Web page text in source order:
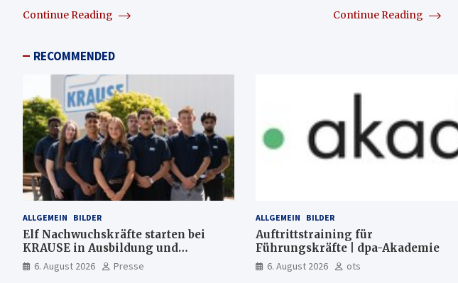
Continue Reading
Continue Reading
RECOMMENDED
ALLGEMEIN BILDER
Elf Nachwuchskräfte starten bei
KRAUSE in Ausbildung und
Jahrespraktikum
6. August 2026 Presse
ALLGEMEIN BILDER
Auftrittstraining für
Führungskräfte | dpa-Akademie
6. August 2026 ots